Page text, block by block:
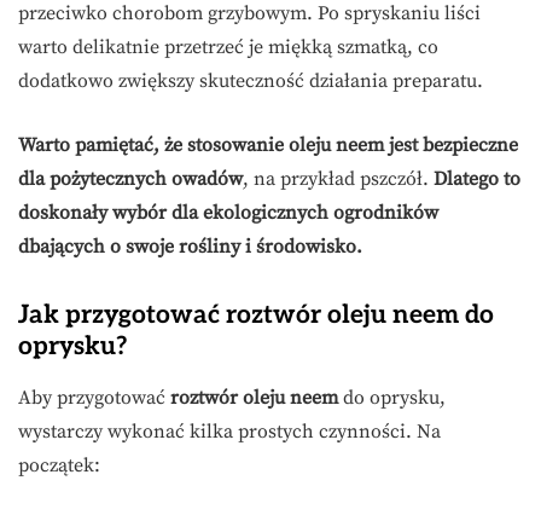
przeciwko chorobom grzybowym. Po spryskaniu liści
warto delikatnie przetrzeć je miękką szmatką, co
dodatkowo zwiększy skuteczność działania preparatu.
Warto pamiętać, że stosowanie oleju neem jest bezpieczne
dla pożytecznych owadów, na przykład pszczół. Dlatego to
doskonały wybór dla ekologicznych ogrodników
dbających o swoje rośliny i środowisko.
Jak przygotować roztwór oleju neem do
oprysku?
Aby przygotować roztwór oleju neemdo oprysku,
wystarczy wykonać kilka prostych czynności. Na
początek: